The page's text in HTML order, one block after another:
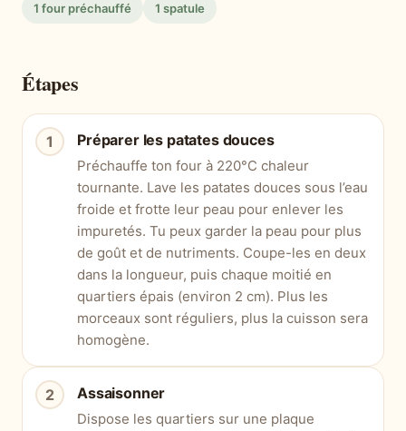
1 four préchauffé 1 spatule
Étapes
Préparer les patates douces
Préchauffe ton four à 220°C chaleur
tournante. Lave les patates douces sous l’eau
froide et frotte leur peau pour enlever les
impuretés. Tu peux garder la peau pour plus
de goût et de nutriments. Coupe-les en deux
dans la longueur, puis chaque moitié en
quartiers épais (environ 2 cm). Plus les
morceaux sont réguliers, plus la cuisson sera
homogène.
Assaisonner
Dispose les quartiers sur une plaque